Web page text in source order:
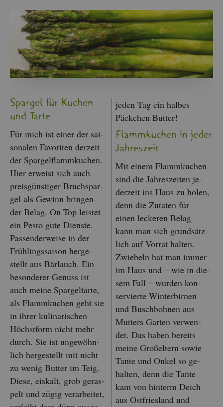
Spar­gel für Ku­chen
und Tarte
Für mich ist einer der sai­
so­na­len Fa­vo­ri­ten der­zeit
der Spar­gel­flamm­ku­chen.
Hier er­weist sich auch
preis­güns­ti­ger Bruchspar­
gel als Ge­winn brin­gen­
der Belag. On Top leis­tet
ein Pesto gute Diens­te.
Pas­sen­der­wei­se in der
Früh­lings­sai­son her­ge­
stellt aus Bär­lauch. Ein
be­son­de­rer Ge­nuss ist
auch meine Spar­geltar­te,
als Flamm­ku­chen geht sie
in ihrer ku­li­na­ri­schen
Höchst­form nicht mehr
durch. Sie ist un­ge­wöhn­
lich her­ge­stellt mit nicht
zu wenig But­ter im Teig.
Diese, eis­kalt, grob ge­ras­
pelt und zügig ver­ar­bei­tet,
jeden Tag ein hal­bes
Päck­chen But­ter!
Flamm­ku­chen in jeder
Jah­res­zeit
Mit einem Flamm­ku­chen
sind die Jah­res­zei­ten je­
der­zeit ins Haus zu holen,
denn die Zu­ta­ten für
einen le­cke­ren Belag
kann man sich grund­sätz­
lich auf Vor­rat hal­ten.
Zwie­beln hat man immer
im Haus und – wie in die­
sem Fall – wur­den kon­
ser­vier­te Win­ter­bir­nen
und Busch­boh­nen aus
Mut­ters Gar­ten ver­wen­
det. Das haben be­reits
meine Gro­ß­el­tern sowie
Tante und Onkel so ge­
hal­ten, denn die Tante
kam von hin­term Deich
aus Ost­fries­land und